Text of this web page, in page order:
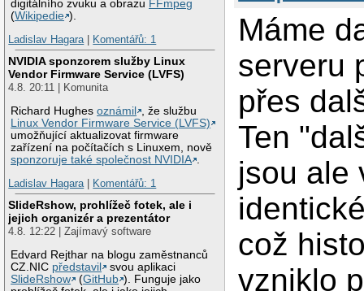
digitálního zvuku a obrazu FFmpeg
(Wikipedie ).
Ladislav Hagara| Komentářů: 1
NVIDIA sponzorem služby Linux
Vendor Firmware Service (LVFS)
4.8. 20:11 | Komunita
Richard Hughesoznámil
, že službu
Linux Vendor Firmware Service (LVFS)
umožňující aktualizovat firmware
zařízení na počítačích s Linuxem, nově
sponzoruje také společnost NVIDIA
Ladislav Hagara| Komentářů: 1
SlideRshow, prohlížeč fotek, ale i
jejich organizér a prezentátor
4.8. 12:22 | Zajímavý software
Edvard Rejthar na blogu zaměstnanců
CZ.NIC představil
svou aplikaci
SlideRshow
(GitHub ). Funguje jako
Máme
serveru
přes
Ten
jsou ale
což
vzniklo